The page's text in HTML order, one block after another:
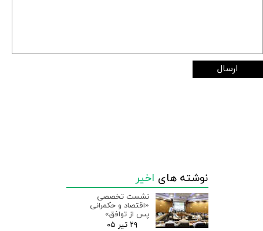
ارسال
نوشته های اخیر
نشست تخصصی
«اقتصاد و حکمرانی
پس از توافق»
۲۹ تیر ۰۵